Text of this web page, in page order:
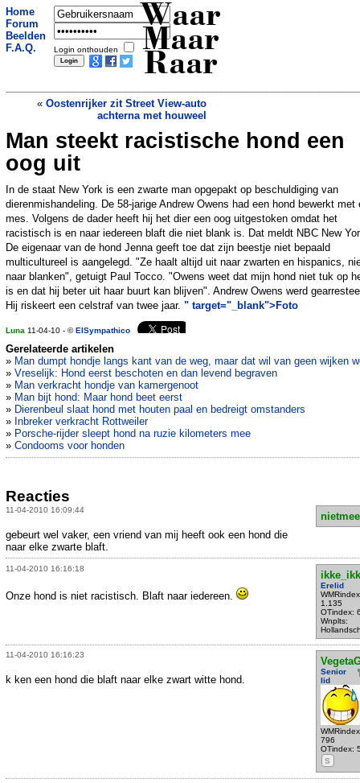
Home
Forum
Beelden
F.A.Q.
Login onthouden
Waar
Maar
Raar
« Oostenrijker zit Street View-auto
achterna met houweel
Amerikaans koppel hoeft Russisch
adoptiezoontje niet meer »
Man steekt racistische hond een
oog uit
In de staat New York is een zwarte man opgepakt op beschuldiging van
dierenmishandeling. De 58-jarige Andrew Owens had een hond bewerkt met
mes. Volgens de dader heeft hij het dier een oog uitgestoken omdat het
racistisch is en naar iedereen blaft die niet blank is. Dat meldt NBC New
De eigenaar van de hond Jenna geeft toe dat zijn beestje niet bepaald
multicultureel is aangelegd. "Ze haalt altijd uit naar zwarten en hispanics,
naar blanken", getuigt Paul Tocco. "Owens weet dat mijn hond niet tuk op
is en dat hij beter uit haar buurt kan blijven". Andrew Owens werd
Hij riskeert een celstraf van twee jaar. " target="_blank">Foto
Luna 11-04-10 - ©ElSympathico
Gerelateerde artikelen
» Man dumpt hondje langs kant van de weg, maar dat wil van geen wijken
» Vreselijk: Hond eerst beschoten en dan levend begraven
» Man verkracht hondje van kamergenoot
» Man bijt hond: Maar hond beet eerst
» Dierenbeul slaat hond met houten paal en bedreigt omstanders
» Inbreker verkracht Rottweiler
» Porsche-rijder sleept hond na ruzie kilometers mee
» Condooms voor honden
Reacties
11-04-2010 16:09:44
gebeurt wel vaker, een vriend van mij heeft ook een hond die
naar elke zwarte blaft.
11-04-2010 16:16:18
Erelid
1.135
OTindex:
Wnplts:
Onze hond is niet racistisch. Blaft naar iedereen.
11-04-2010 16:16:23
Senior
lid
796
OTindex:
S
k ken een hond die blaft naar elke zwart witte hond.